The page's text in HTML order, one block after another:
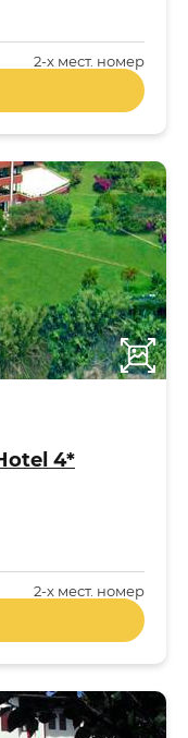
2-x мест. номер
4*
2-x мест. номер